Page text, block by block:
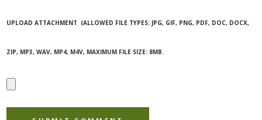
UPLOAD ATTACHMENT (ALLOWED FILE TYPES: JPG, GIF, PNG, PDF, DOC, DOCX,
ZIP, MP3, WAV, MP4, M4V, MAXIMUM FILE SIZE: 8MB.